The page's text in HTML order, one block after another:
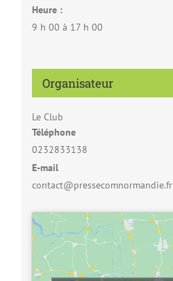
Heure :
9 h 00 à 17 h 00
Organisateur
Le Club
Téléphone
0232833138
E-mail
contact@pressecomnormandie.fr